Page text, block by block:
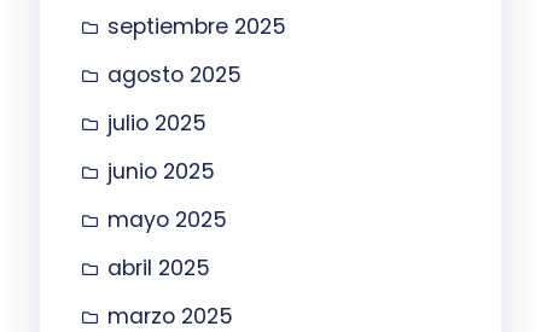
septiembre 2025
agosto 2025
julio 2025
junio 2025
mayo 2025
abril 2025
marzo 2025